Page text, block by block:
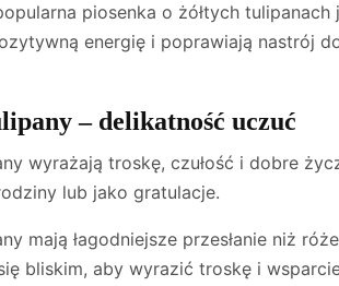
piosenka o żółtych
energię i poprawiają nastrój
– delikatność uczuć
wyrażają troskę, czułość i dobre
lub jako gratulacje.
mają łagodniejsze przesłanie niż
bliskim, aby wyrazić troskę i